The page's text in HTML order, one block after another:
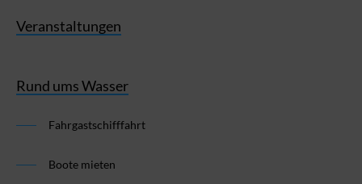
Veranstaltungen
Rund ums Wasser
Fahrgastschifffahrt
Boote mieten